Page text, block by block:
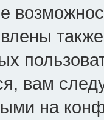
вам
на